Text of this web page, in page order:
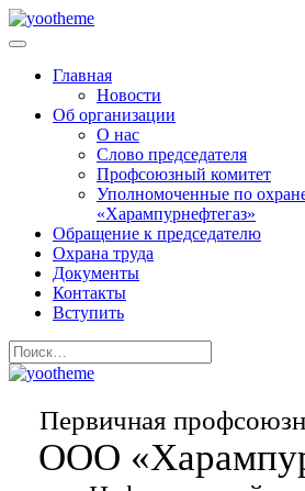
Главная
Новости
Об организации
О нас
Слово председателя
Профсоюзный комитет
Уполномоченные по
«Харампурнефтегаз»
Обращение к председателю
Охрана труда
Документы
Контакты
Вступить
Первичная
ООО